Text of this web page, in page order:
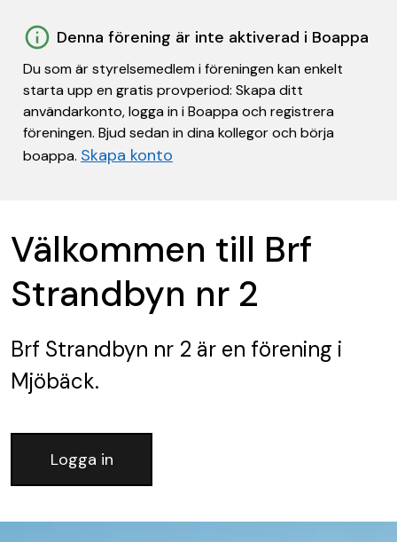
Denna förening är inte aktiverad i Boappa
Du som är styrelsemedlem i föreningen kan enkelt
starta upp en gratis provperiod: Skapa ditt
användarkonto, logga in i Boappa och registrera
föreningen. Bjud sedan in dina kollegor och börja
boappa. Skapa konto
Välkommen till Brf
Strandbyn nr 2
Brf Strandbyn nr 2 är en förening i
Mjöbäck.
Logga in